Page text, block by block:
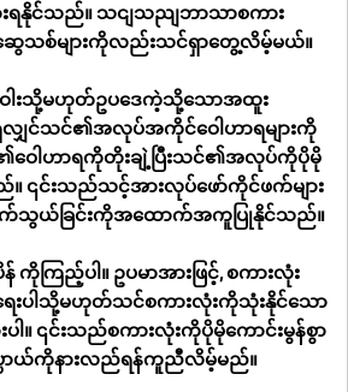
းရနိုင်သည်။ သငျသညျဘာသာစကား
သစ်များကိုလည်းသင်ရှာတွေ့လိမ့်မယ်။
းသို့မဟုတ်ဥပဒေကဲ့သို့သောအထူး
လျှင်သင်၏အလုပ်အကိုင်ဝေါဟာရများကို
ဝေါဟာရကိုတိုးချဲ့ပြီးသင်၏အလုပ်ကိုပိုမို
၎င်းသည်သင့်အားလုပ်ဖော်ကိုင်ဖက်များ
က်သွယ်ခြင်းကိုအထောက်အကူပြုနိုင်သည်။
ကိုကြည့်ပါ။ ဥပမာအားဖြင့်, စကားလုံး
းပါသို့မဟုတ်သင်စကားလုံးကိုသုံးနိုင်သော
ပါ။ ၎င်းသည်စကားလုံးကိုပိုမိုကောင်းမွန်စွာ
ပာယ်ကိုနားလည်ရန်ကူညီလိမ့်မည်။